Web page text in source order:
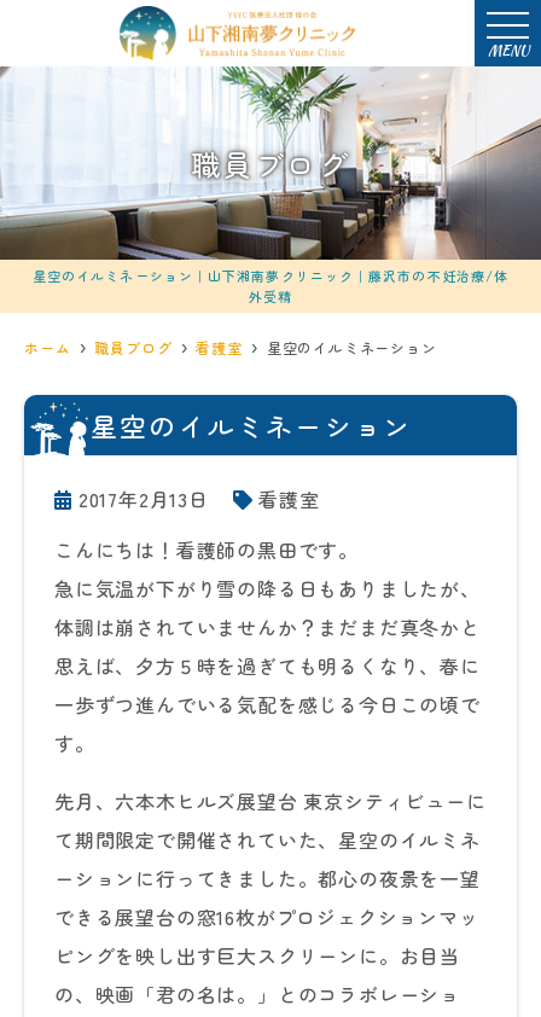
MENU
職員ブログ
星空のイルミネーション｜山下湘南夢クリニック｜藤沢市の不妊治療/体
外受精
ホーム 職員ブログ 看護室 星空のイルミネーション
星空のイルミネーション
2017年2月13日
看護室
こんにちは！看護師の黒田です。
急に気温が下がり雪の降る日もありましたが、
体調は崩されていませんか？まだまだ真冬かと
思えば、夕方５時を過ぎても明るくなり、春に
一歩ずつ進んでいる気配を感じる今日この頃で
す。
先月、六本木ヒルズ展望台 東京シティビューに
て期間限定で開催されていた、星空のイルミネ
ーションに行ってきました。都心の夜景を一望
できる展望台の窓16枚がプロジェクションマッ
ピングを映し出す巨大スクリーンに。お目当
の、映画「君の名は。」とのコラボレーショ